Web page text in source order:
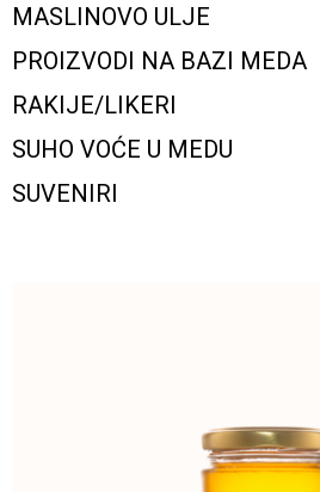
MASLINOVO ULJE
PROIZVODI NA BAZI MEDA
RAKIJE/LIKERI
SUHO VOĆE U MEDU
SUVENIRI